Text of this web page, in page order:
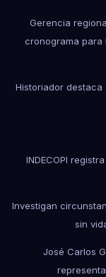
Gerencia
cronograma para
Historiador destaca
INDECOPI
Investigan
sin
José Carlos